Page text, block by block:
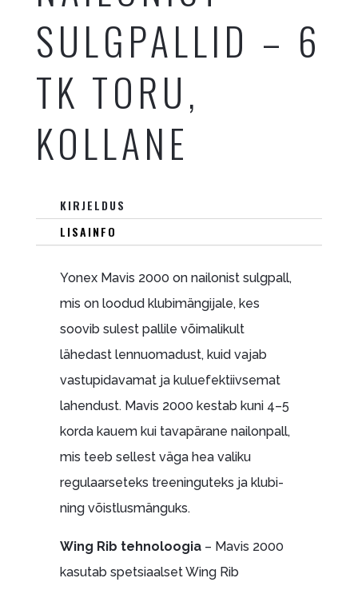
SULGPALLID – 6
TK TORU,
KOLLANE
KIRJELDUS
LISAINFO
Yonex Mavis 2000 on nailonist sulgpall,
mis on loodud klubimängijale, kes
soovib sulest pallile võimalikult
lähedast lennuomadust, kuid vajab
vastupidavamat ja kuluefektiivsemat
lahendust. Mavis 2000 kestab kuni 4–5
korda kauem kui tavapärane nailonpall,
mis teeb sellest väga hea valiku
regulaarseteks treeninguteks ja klubi-
ning võistlusmänguks.
Wing Rib tehnoloogia– Mavis 2000
kasutab spetsiaalset Wing Rib